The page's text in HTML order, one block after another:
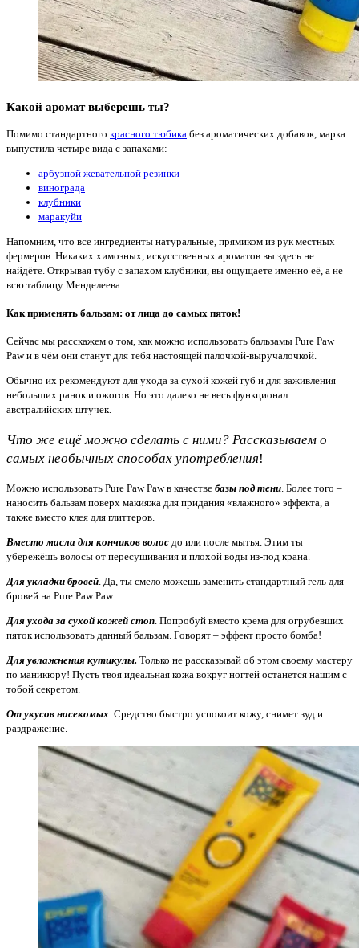
Какой аромат выберешь ты?
Помимо стандартного красного тюбика без ароматических добавок, марка
выпустила четыре вида с запахами:
арбузной жевательной резинки
винограда
клубники
маракуйи
Напомним, что все ингредиенты натуральные, прямиком из рук местных
фермеров. Никаких химозных, искусственных ароматов вы здесь не
найдёте. Открывая тубу с запахом клубники, вы ощущаете именно её, а не
всю таблицу Менделеева.
Как применять бальзам: от лица до самых пяток!
Сейчас мы расскажем о том, как можно использовать бальзамы Pure Paw
Paw и в чём они станут для тебя настоящей палочкой-выручалочкой.
Обычно их рекомендуют для ухода за сухой кожей губ и для заживления
небольших ранок и ожогов. Но это далеко не весь функционал
австралийских штучек.
Что же ещё можно сделать с ними? Рассказываем о
самых необычных способах употребления!
Можно использовать Pure Paw Paw в качестве базы под тени. Более того –
наносить бальзам поверх макияжа для придания «влажного» эффекта, а
также вместо клея для глиттеров.
Вместо масла для кончиков волос до или после мытья. Этим ты
убережёшь волосы от пересушивания и плохой воды из-под крана.
Для укладки бровей. Да, ты смело можешь заменить стандартный гель для
бровей на Pure Paw Paw.
Для ухода за сухой кожей стоп. Попробуй вместо крема для огрубевших
пяток использовать данный бальзам. Говорят – эффект просто бомба!
Для увлажнения кутикулы. Только не рассказывай об этом своему мастеру
по маникюру! Пусть твоя идеальная кожа вокруг ногтей останется нашим с
тобой секретом.
От укусов насекомых. Средство быстро успокоит кожу, снимет зуд и
раздражение.